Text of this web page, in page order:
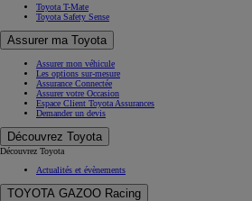
Toyota T-Mate
Toyota Safety Sense
Assurer ma Toyota
Assurer mon véhicule
Les options sur-mesure
Assurance Connectée
Assurer votre Occasion
Espace Client Toyota Assurances
Demander un devis
Découvrez Toyota
Découvrez Toyota
Actualités et évènements
TOYOTA GAZOO Racing